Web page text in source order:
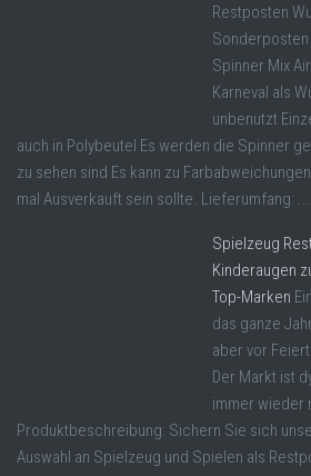
Restposten
Sonderposten
Spinner Mix
Karneval als
unbenutzt
auch in Polybeutel Es werden die Spinner
zu sehen sind Es kann zu
mal Ausverkauft sein sollte. Lieferumfang: ...
Spielzeug
Kinderaugen
Top-Marken
das ganze
aber vor
Der Markt ist
immer wieder
Produktbeschreibung: Sichern Sie sich
Auswahl an Spielzeug und Spielen als